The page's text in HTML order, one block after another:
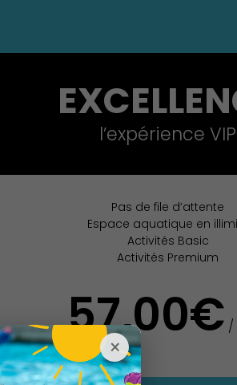
l’expérience VIP
Pas de file d’attente
Espace aquatique en
Activités Basic
Activités Premium
57,00€ /
×